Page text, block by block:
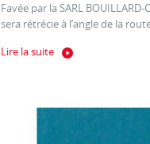
Favée par la SARL
sera rétrécie à l’angle de la
Lire la suite